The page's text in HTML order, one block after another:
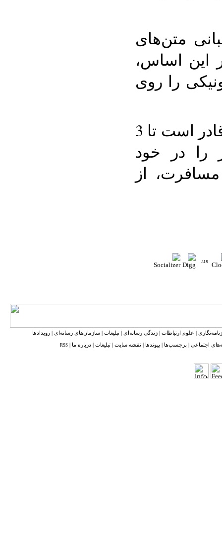
متن‌های
این اساس،
را روی
دستگاه CDT GPS PMP قادر است تا 3
را در خود
از
علوم ارتباطات |زندگی رسانه‌ای |تبلیغات سازمان‌های رسانه‌ای |رویدادها
اجتماعی برچسب‌ها پیوندها نقشه ‌سایت تبلیغات |درباره ما |
RSS